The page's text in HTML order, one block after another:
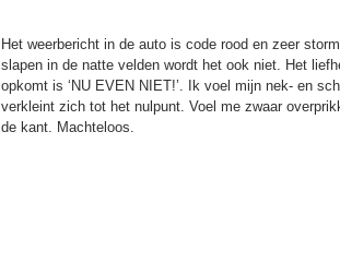
Het weerbericht in de auto is code rood en zeer
slapen in de natte velden wordt het ook niet. Het
opkomt is ‘NU EVEN NIET!’. Ik voel mijn nek- en
verkleint zich tot het nulpunt. Voel me zwaar
de kant. Machteloos.